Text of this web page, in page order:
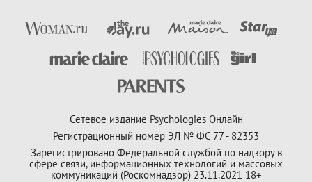
Сетевое издание Psychologies Онлайн
Регистрационный номер ЭЛ № ФС 77 - 82353
Зарегистрировано Федеральной службой по надзору в
сфере связи, информационных технологий и массовых
коммуникаций (Роскомнадзор) 23.11.2021 18+